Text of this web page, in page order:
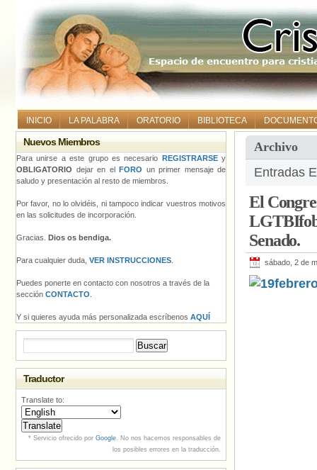
INICIO LA PALABRA ORATORIO BIBLIOTECA
Archivo
Entradas
El
Senado.
sábado, 2 de
Nuevos Miembros
Para unirse a este grupo es necesario REGISTRARSEy
OBLIGATORIO dejar en el FORO un primer mensaje de
saludo y presentación al resto de miembros.
Por favor, no lo olvidéis, ni tampoco indicar vuestros motivos
en las solicitudes de incorporación.
Gracias. Dios os bendiga.
Para cualquier duda, VER INSTRUCCIONES
Puedes ponerte en contacto con nosotros a través de la
sección CONTACTO
Y si quieres ayuda más personalizada escríbenos AQUÍ
Traductor
Translate to:
* Servicio ofrecido por Google. No nos hacemos responsables de
los posibles errores en la traducción.